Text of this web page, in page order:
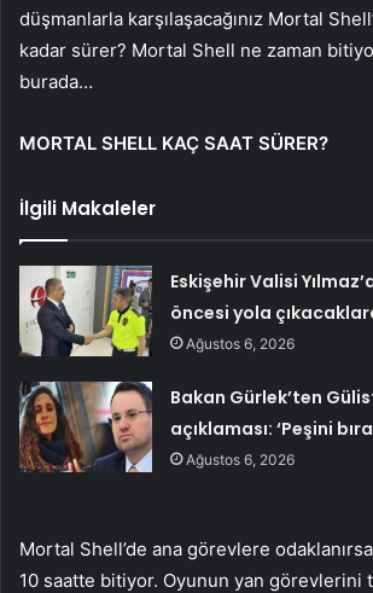
düşmanlarla karşılaşacağınız Mortal
kadar sürer? Mortal Shell ne zaman
burada…
MORTAL SHELL KAÇ SAAT SÜRER?
İlgili Makaleler
Eskişehir Valisi
öncesi yola
Ağustos 6, 2026
Bakan Gürlek’ten
açıklaması: ‘Peşini
Ağustos 6, 2026
Mortal Shell’de ana görevlere
10 saatte bitiyor. Oyunun yan görevlerini